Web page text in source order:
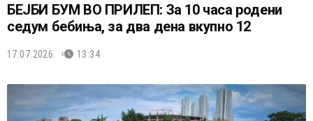
БЕЈБИ БУМ ВО ПРИЛЕП: За 10 часа родени
седум бебиња, за два дена вкупно 12
17.07.2026. 13:34